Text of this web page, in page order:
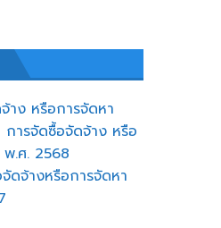
าง หรือการจัดหา
ารจัดซื้อจัดจ้าง หรือ
พ.ศ. 2568
ดจ้างหรือการจัดหา